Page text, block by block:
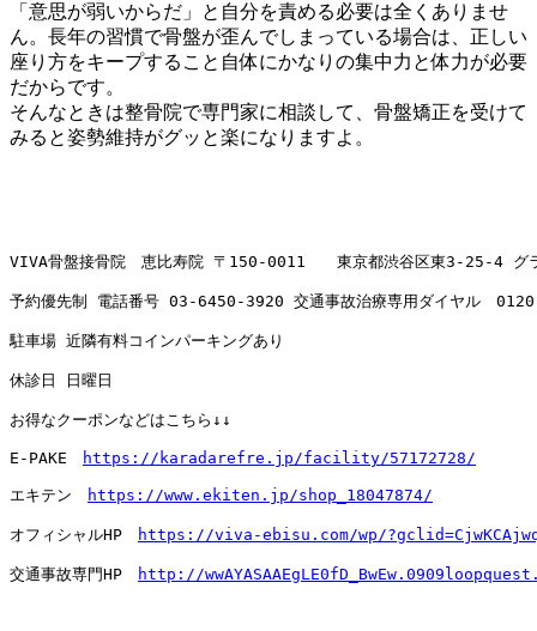
「意思が弱いからだ」と自分を責める必要は全くありませ
ん。長年の習慣で骨盤が歪んでしまっている場合は、正しい
座り方をキープすること自体にかなりの集中力と体力が必要
だからです。
そんなときは整骨院で専門家に相談して、骨盤矯正を受けて
みると姿勢維持がグッと楽になりますよ。
VIVA骨盤接骨院　恵比寿院 〒150-0011　　東京都渋谷区東3-25-4 グ
予約優先制 電話番号 03-6450-3920 交通事故治療専用ダイヤル
駐車場 近隣有料コインパーキングあり
休診日 日曜日
お得なクーポンなどはこちら↓↓
E-PAKE https://karadarefre.jp/facility/57172728/
エキテン https://www.ekiten.jp/shop_18047874/
オフィシャルHP https://viva-ebisu.com/wp/
交通事故専門HP http://